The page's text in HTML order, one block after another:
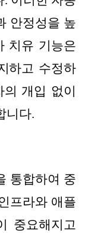
안정성을 높
치유 기능은
하고 수정하
개입 없이
니다.
통합하여 중
프라와 애플
중요해지고